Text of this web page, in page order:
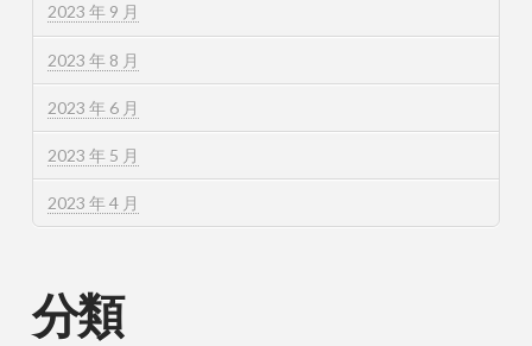
2023 年 9 月
2023 年 8 月
2023 年 6 月
2023 年 5 月
2023 年 4 月
分類